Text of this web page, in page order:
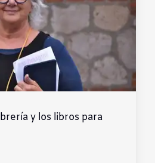
y los libros para